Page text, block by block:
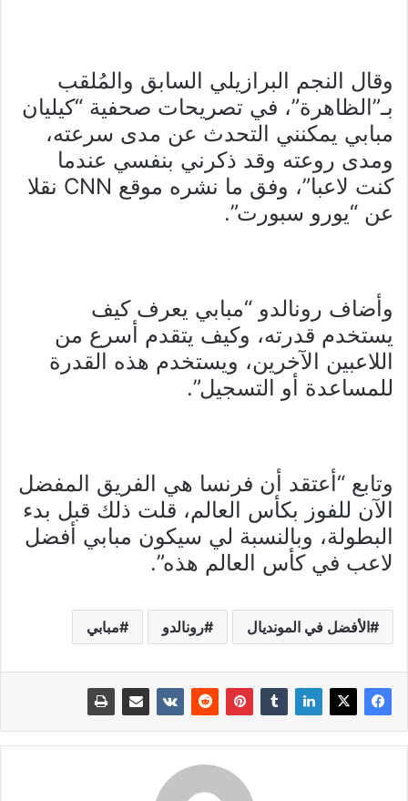
وقال النجم البرازيلي السابق والمُلقب
بـ”الظاهرة”، في تصريحات صحفية “كيليان
مبابي يمكنني التحدث عن مدى سرعته،
ومدى روعته وقد ذكرني بنفسي عندما
كنت لاعبا”، وفق ما نشره موقع CNN نقلا
عن “يورو سبورت”.
وأضاف رونالدو “مبابي يعرف كيف
يستخدم قدرته، وكيف يتقدم أسرع من
اللاعبين الآخرين، ويستخدم هذه القدرة
للمساعدة أو التسجيل”.
وتابع “أعتقد أن فرنسا هي الفريق المفضل
الآن للفوز بكأس العالم، قلت ذلك قبل بدء
البطولة، وبالنسبة لي سيكون مبابي أفضل
لاعب في كأس العالم هذه”.
الأفضل في المونديال رونالدو مبابي